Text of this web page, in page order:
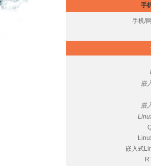
手
手机/
嵌
嵌
嵌入式